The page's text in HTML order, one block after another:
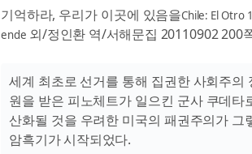
기억하라, 우리가 이곳에 있음을Chile: El Otro
ende 외/정인환 역/서해문집 20110902 200
세계 최초로 선거를 통해 집권한 사회주
원을 받은 피노체트가 일으킨 군사 쿠데
산화될 것을 우려한 미국의 패권주의가
암흑기가 시작되었다.